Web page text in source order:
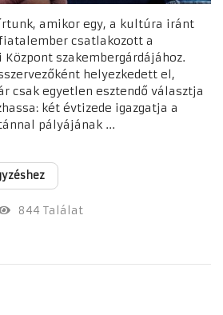
amikor egy, a kultúra iránt
csatlakozott a
szakembergárdájához.
helyezkedett el,
csak egyetlen esztendő választja
két évtizede igazgatja a
pályájának ...
844 Találat